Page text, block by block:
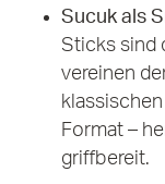
Sucuk als
Sticks sind
vereinen
Format –
griffbereit.